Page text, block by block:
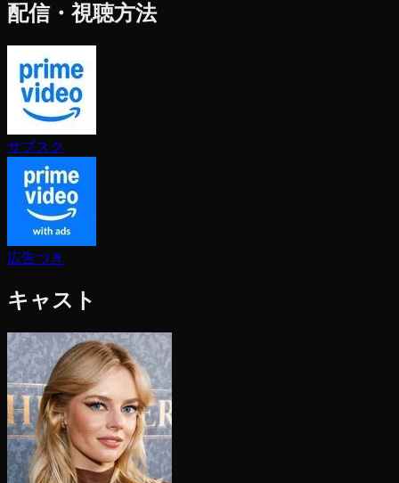
配信・視聴方法
サブスク
広告つき
キャスト